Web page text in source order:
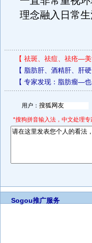
理念融入日常
【 祛斑、祛痘、祛疮—美
【 脂肪肝、酒精肝、肝
【 专家发现：脂肪瘤—也
用户：
*搜狗拼音输入法，中文处理专
Sogou推广服务